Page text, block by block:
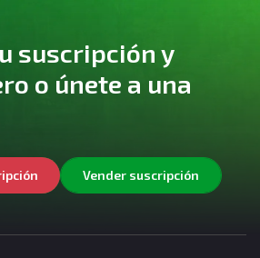
suscripción y
o únete a una
Vender suscripción